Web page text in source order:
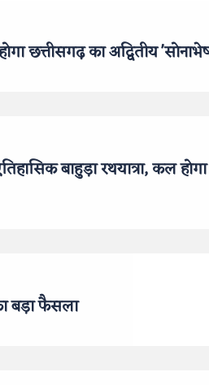
छत्तीसगढ़ का अद्वितीय
बाहुड़ा रथयात्रा, कल
बड़ा फैसला